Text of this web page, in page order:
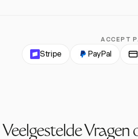
ACCEPT
Stripe PayPal
Veelgestelde